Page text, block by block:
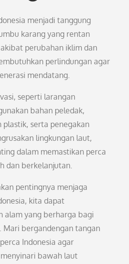
menjadi tanggung
karang yang rentan
perubahan iklim dan
perlindungan agar
mendatang.
seperti larangan
bahan peledak,
serta penegakan
lingkungan laut,
dalam memastikan perca
dan berkelanjutan.
pentingnya menjaga
kita dapat
alam yang berharga bagi
Mari bergandengan tangan
Indonesia agar
bawah laut